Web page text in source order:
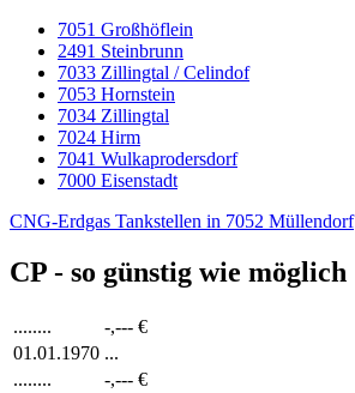
7051 Großhöflein
2491 Steinbrunn
7033 Zillingtal / Celindof
7053 Hornstein
7034 Zillingtal
7024 Hirm
7041 Wulkaprodersdorf
7000 Eisenstadt
CNG-Erdgas Tankstellen in 7052 Müllendorf
CP - so günstig wie möglich
........ -,--- €
01.01.1970 ...
........
-,--- €